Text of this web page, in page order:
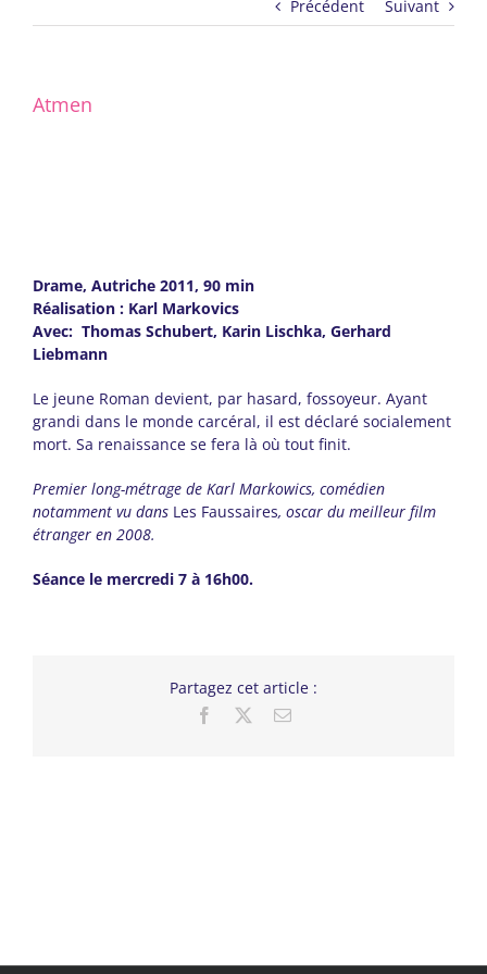
Précédent Suivant
Atmen
Drame, Autriche 2011, 90 min
Réalisation : Karl Markovics
Avec: Thomas Schubert, Karin Lischka, Gerhard
Liebmann
Le jeune Roman devient, par hasard, fossoyeur. Ayant
grandi dans le monde carcéral, il est déclaré socialement
mort. Sa renaissance se fera là où tout finit.
Premier long-métrage de Karl Markowics, comédien
notamment vu dans Les Faussaires, oscar du meilleur film
étranger en 2008.
Séance le mercredi 7 à 16h00.
Partagez cet article :
Facebook Email